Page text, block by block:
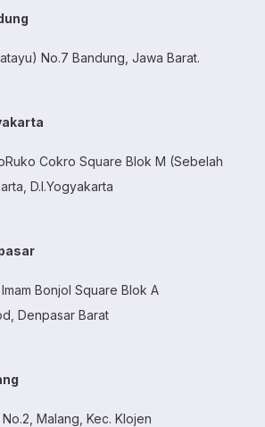
No.7 Bandung, Jawa Barat.
Cokro Square Blok M (Sebelah
D.I.Yogyakarta
Bonjol Square Blok A
Denpasar Barat
Malang, Kec. Klojen